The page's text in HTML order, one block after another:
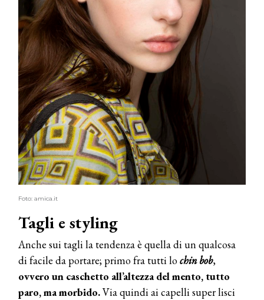
Foto: amica.it
Tagli e styling
Anche sui tagli la tendenza è quella di un qualcosa
di facile da portare; primo fra tutti lochin bob,
ovvero un caschetto all’altezza del mento, tutto
paro, ma morbido.Via quindi ai capelli super lisci